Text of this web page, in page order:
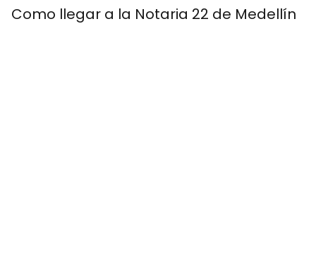
Como llegar a la Notaria 22 de Medellín